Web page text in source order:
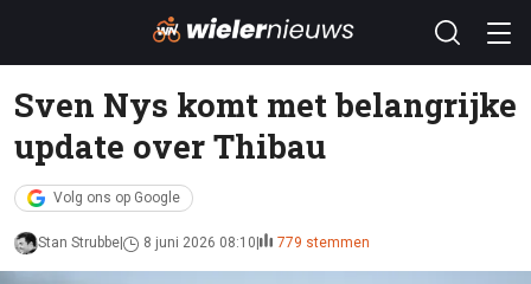
Sven Nys komt met belangrijke
update over Thibau
Volg ons op Google
Stan Strubbe 8 juni 2026 08:10 779 stemmen